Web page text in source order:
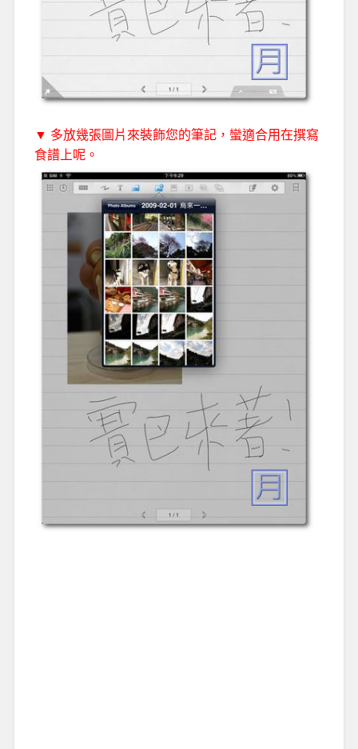
▼ 多放幾張圖片來裝飾您的筆記，蠻適合用在撰寫
食譜上呢。